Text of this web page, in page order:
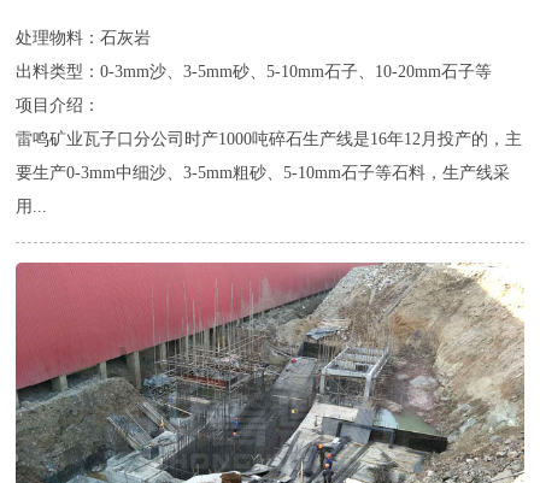
处理物料：石灰岩
出料类型：0-3mm沙、3-5mm砂、5-10mm石子、10-20mm石子等
项目介绍：
雷鸣矿业瓦子口分公司时产1000吨碎石生产线是16年12月投产的，主
要生产0-3mm中细沙、3-5mm粗砂、5-10mm石子等石料，生产线采
用...